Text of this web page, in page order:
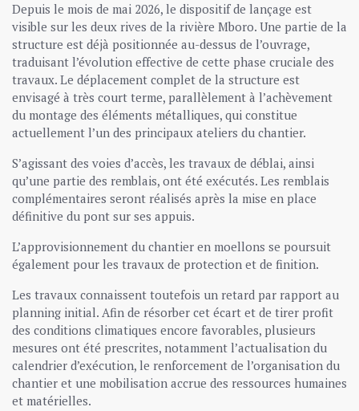
Depuis le mois de mai 2026, le dispositif de lançage est
visible sur les deux rives de la rivière Mboro. Une partie de la
structure est déjà positionnée au-dessus de l’ouvrage,
traduisant l’évolution effective de cette phase cruciale des
travaux. Le déplacement complet de la structure est
envisagé à très court terme, parallèlement à l’achèvement
du montage des éléments métalliques, qui constitue
actuellement l’un des principaux ateliers du chantier.
S’agissant des voies d’accès, les travaux de déblai, ainsi
qu’une partie des remblais, ont été exécutés. Les remblais
complémentaires seront réalisés après la mise en place
définitive du pont sur ses appuis.
L’approvisionnement du chantier en moellons se poursuit
également pour les travaux de protection et de finition.
Les travaux connaissent toutefois un retard par rapport au
planning initial. Afin de résorber cet écart et de tirer profit
des conditions climatiques encore favorables, plusieurs
mesures ont été prescrites, notamment l’actualisation du
calendrier d’exécution, le renforcement de l’organisation du
chantier et une mobilisation accrue des ressources humaines
et matérielles.